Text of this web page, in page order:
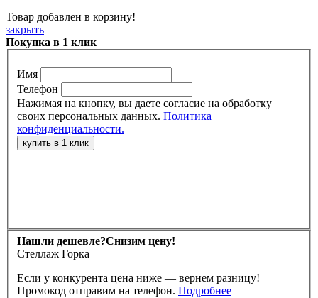
Товар добавлен в корзину!
закрыть
Покупка в 1 клик
Имя
Телефон
Нажимая на кнопку, вы даете согласие на обработку
своих персональных данных. Политика
конфиденциальности.
Нашли дешевле?Снизим цену!
Стеллаж Горка
Если у конкурента цена ниже — вернем разницу!
Промокод отправим на телефон. Подробнее